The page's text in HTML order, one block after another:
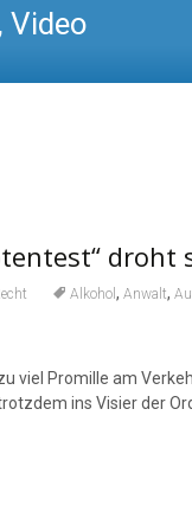
Video
Alkohol , Anwalt,
viel Promille am
ins Visier der